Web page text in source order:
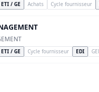
ETI / GE Achats Cycle fournisseur
ETI / GE Cycle fournisseur EDI